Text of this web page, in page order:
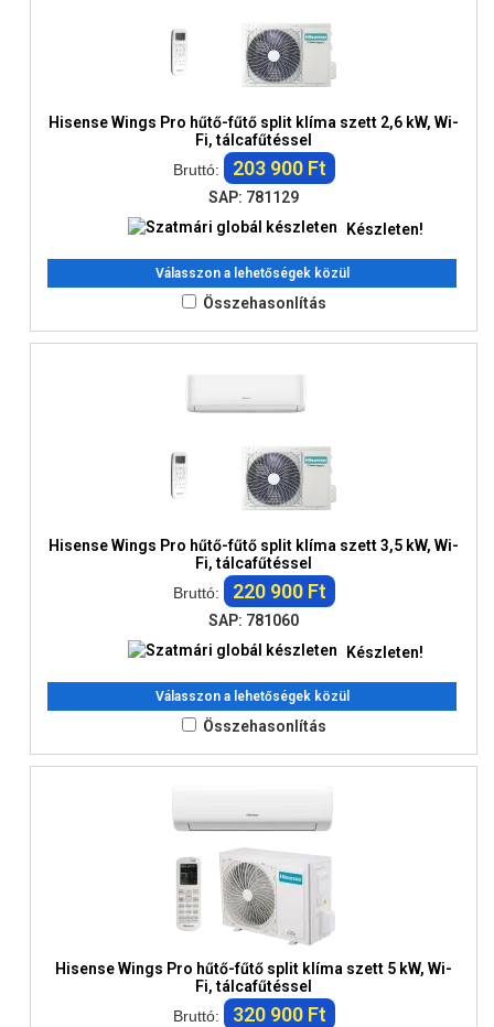
Hisense Wings Pro hűtő-fűtő split klíma szett 2,6 kW, Wi-
Fi, tálcafűtéssel
Bruttó:
203 900 Ft
SAP: 781129
Készleten!
Válasszon a lehetőségek közül
Összehasonlítás
Hisense Wings Pro hűtő-fűtő split klíma szett 3,5 kW, Wi-
Fi, tálcafűtéssel
Bruttó:
220 900 Ft
SAP: 781060
Készleten!
Válasszon a lehetőségek közül
Összehasonlítás
Hisense Wings Pro hűtő-fűtő split klíma szett 5 kW, Wi-
Fi, tálcafűtéssel
Bruttó:
320 900 Ft